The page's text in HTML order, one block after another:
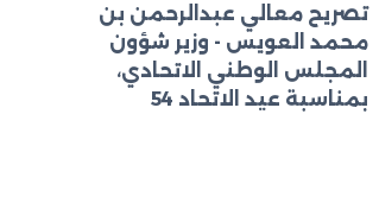
تصريح معالي عبدالرحمن بن
محمد العويس - وزير شؤون
المجلس الوطني الاتحادي،
بمناسبة عيد الاتحاد 54